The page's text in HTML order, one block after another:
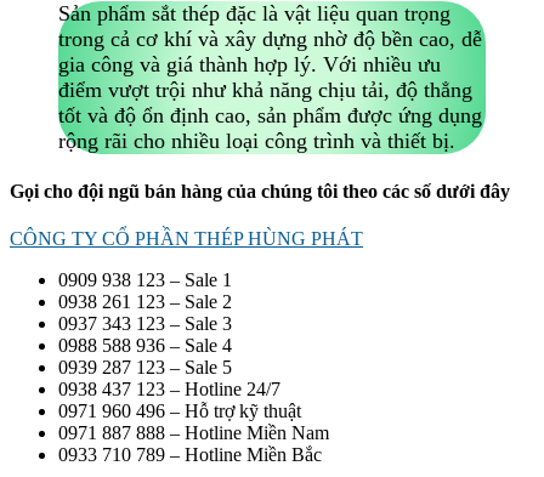
Sản phẩm sắt thép đặc là vật liệu quan trọng
trong cả cơ khí và xây dựng nhờ độ bền cao, dễ
gia công và giá thành hợp lý. Với nhiều ưu
điểm vượt trội như khả năng chịu tải, độ thẳng
tốt và độ ổn định cao, sản phẩm được ứng dụng
rộng rãi cho nhiều loại công trình và thiết bị.
Gọi cho đội ngũ bán hàng của chúng tôi theo các số dưới đây
CÔNG TY CỔ PHẦN THÉP HÙNG PHÁT
0909 938 123 – Sale 1
0938 261 123 – Sale 2
0937 343 123 – Sale 3
0988 588 936 – Sale 4
0939 287 123 – Sale 5
0938 437 123 – Hotline 24/7
0971 960 496 – Hỗ trợ kỹ thuật
0971 887 888 – Hotline Miền Nam
0933 710 789 – Hotline Miền Bắc